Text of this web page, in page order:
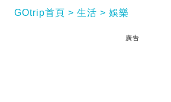
GOtrip首頁 生活 娛樂
廣告